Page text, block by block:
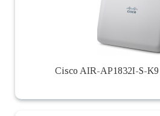
Cisco AIR-AP1832I-S-